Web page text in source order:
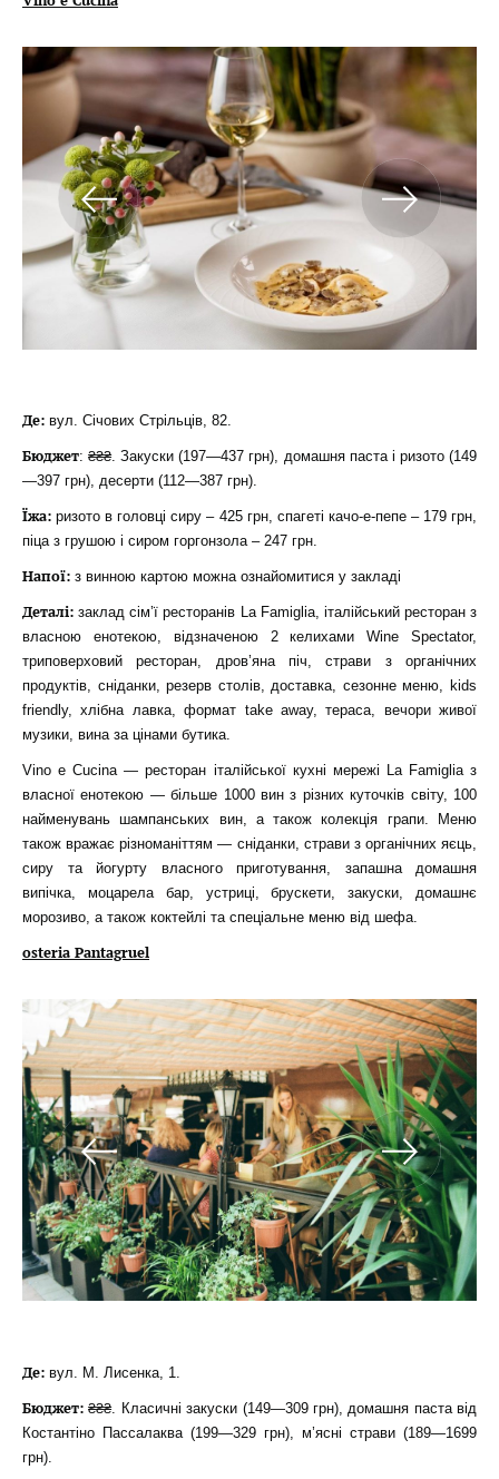
Де: вул. Січових Стрільців, 82.
Бюджет: ₴₴₴. Закуски (197—437 грн), домашня паста і ризото (149
—397 грн), десерти (112—387 грн).
Їжа: ризото в головці сиру – 425 грн, спагеті качо-е-пепе – 179 грн,
піца з грушою і сиром горгонзола – 247 грн.
Напої: з винною картою можна ознайомитися у закладі
Деталі:заклад сім’ї ресторанів La Famiglia, італійський ресторан з
власною енотекою, відзначеною 2 келихами Wine Spectator,
триповерховий ресторан, дров’яна піч, страви з органічних
продуктів, сніданки, резерв столів, доставка, сезонне меню, kids
friendly, хлібна лавка, формат take away, тераса, вечори живої
музики, вина за цінами бутика.
Vino e Cucina — ресторан італійської кухні мережі La Famiglia з
власної енотекою — більше 1000 вин з різних куточків світу, 100
найменувань шампанських вин, а також колекція грапи. Меню
також вражає різноманіттям — сніданки, страви з органічних яєць,
сиру та йогурту власного приготування, запашна домашня
випічка, моцарела бар, устриці, брускети, закуски, домашнє
морозиво, а також коктейлі та спеціальне меню від шефа.
osteria Pantagruel
Де: вул. М. Лисенка, 1.
Бюджет:₴₴₴. Класичні закуски (149—309 грн), домашня паста від
Костантіно Пассалаква (199—329 грн), м’ясні страви (189—1699
грн).